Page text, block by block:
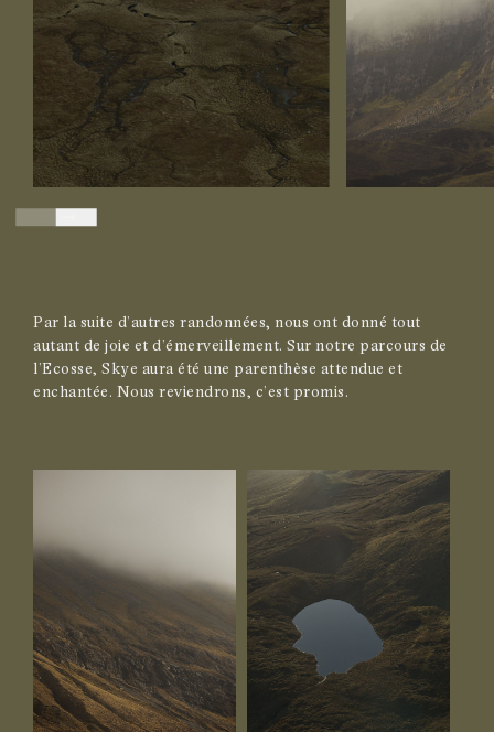
Par la suite d’autres randonnées, nous ont donné tout
autant de joie et d’émerveillement. Sur notre parcours de
l’Ecosse, Skye aura été une parenthèse attendue et
enchantée. Nous reviendrons, c’est promis.